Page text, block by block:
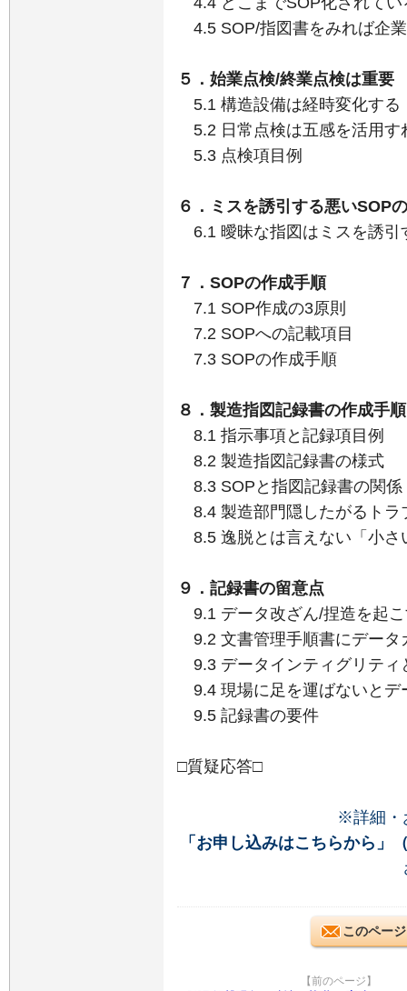
4.5 SOP/指図書をみれば企
５．始業点検/終業点検は重要
5.1 構造設備は経時変化する
5.2 日常点検は五感を活用す
5.3 点検項目例
６．ミスを誘引する悪いSOP
6.1 曖昧な指図はミスを誘引
７．SOPの作成手順
7.1 SOP作成の3原則
7.2 SOPへの記載項目
7.3 SOPの作成手順
８．製造指図記録書の作成手順
8.1 指示事項と記録項目例
8.2 製造指図記録書の様式
8.3 SOPと指図記録書の関係
8.4 製造部門隠したがるトラ
8.5 逸脱とは言えない「小さ
９．記録書の留意点
9.1 データ改ざん/捏造を起
9.2 文書管理手順書にデータ
9.3 データインティグリティ
9.4 現場に足を運ばないとデ
9.5 記録書の要件
□質疑応答□
※詳細・
「お申し込みはこちらから」
このペー
【前のページ】